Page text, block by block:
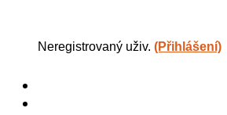
Neregistrovaný uživ. (Přihlášení)